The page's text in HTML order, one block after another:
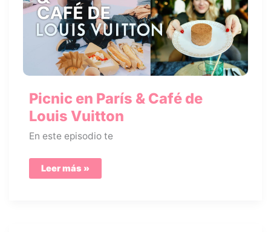
Picnic en París & Café de
Louis Vuitton
En este episodio te
Picnic
en
Leer más »